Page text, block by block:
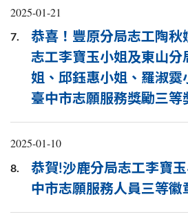
2025-01-21
7.
恭喜！豐原分局志工陶秋
志工李寶玉小姐及東山分
姐、邱鈺惠小姐、羅淑霙
臺中市志願服務獎勵三等
2025-01-10
8.
恭賀!沙鹿分局志工李寶
中市志願服務人員三等徽